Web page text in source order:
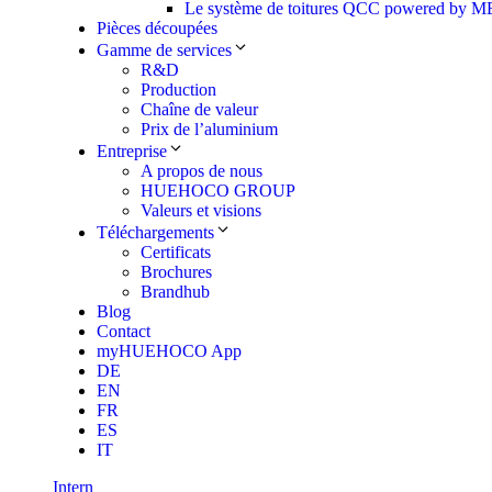
Le système de toitures QCC powered by
Pièces découpées
Gamme de services
R&D
Production
Chaîne de valeur
Prix de l’aluminium
Entreprise
A propos de nous
HUEHOCO GROUP
Valeurs et visions
Téléchargements
Certificats
Brochures
Brandhub
Blog
Contact
myHUEHOCO App
DE
EN
FR
ES
IT
Intern